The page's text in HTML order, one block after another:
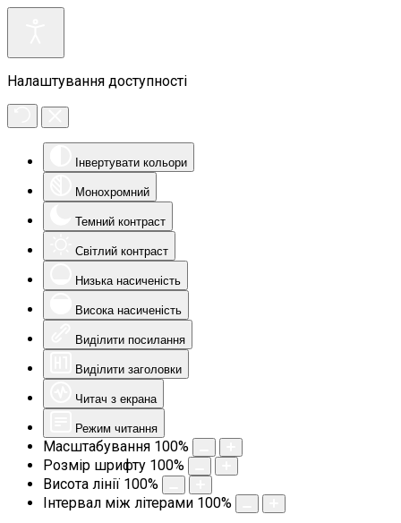
Налаштування доступності
Інвертувати кольори
Монохромний
Темний контраст
Світлий контраст
Низька насиченість
Висока насиченість
Виділити посилання
Виділити заголовки
Читач з екрана
Режим читання
Масштабування 100%
Розмір шрифту 100%
Висота лінії 100%
Інтервал між літерами 100%